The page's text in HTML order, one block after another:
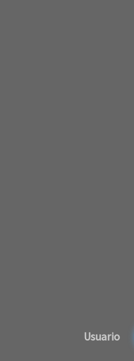
Usuario